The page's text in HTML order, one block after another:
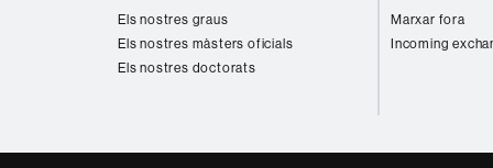
Els nostres graus
Els nostres màsters oficials
Els nostres doctorats
Marxar fora
Incoming